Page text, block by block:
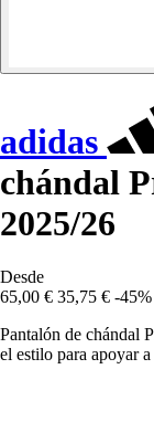
adidas
chándal
2025/26
Desde
65,00 € 35,75 € -45%
Pantalón de chándal
el estilo para apoyar